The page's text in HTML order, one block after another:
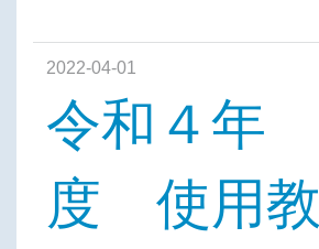
2022-04-01
令和４年
度 使用教